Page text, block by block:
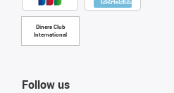
Diners Club
International
Follow us